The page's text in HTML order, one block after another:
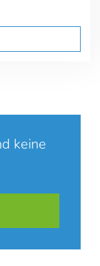
keine